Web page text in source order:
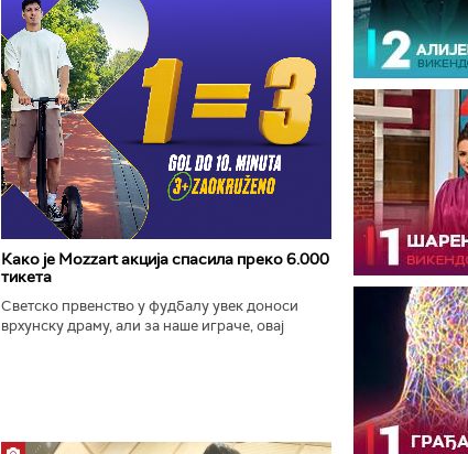
Како је Mozzart акција спасила преко 6.000
тикета
Светско првенство у фудбалу увек доноси
врхунску драму, али за наше играче, овај